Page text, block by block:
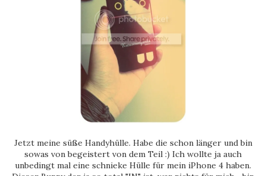
Jetzt meine süße Handyhülle. Habe die schon länger und bin
sowas von begeistert von dem Teil :) Ich wollte ja auch
unbedingt mal eine schnieke Hülle für mein iPhone 4 haben.